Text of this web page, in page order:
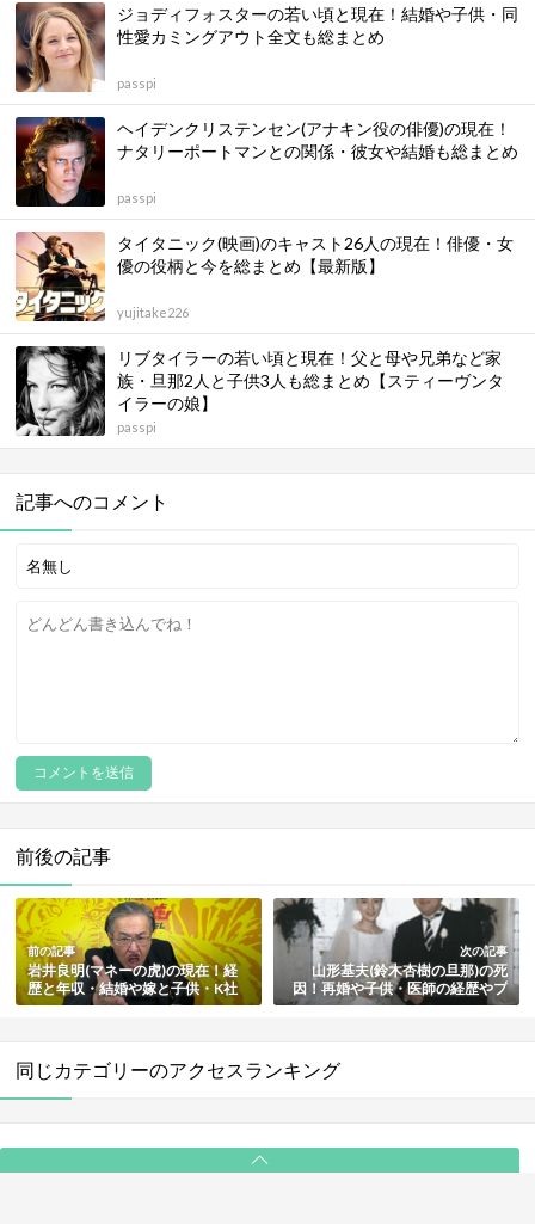
ジョディフォスターの若い頃と現在！結婚や子供・同
性愛カミングアウト全文も総まとめ
passpi
ヘイデンクリステンセン(アナキン役の俳優)の現在！
ナタリーポートマンとの関係・彼女や結婚も総まとめ
passpi
タイタニック(映画)のキャスト26人の現在！俳優・女
優の役柄と今を総まとめ【最新版】
yujitake226
リブタイラーの若い頃と現在！父と母や兄弟など家
族・旦那2人と子供3人も総まとめ【スティーヴンタ
イラーの娘】
passpi
記事へのコメント
前後の記事
前の記事
岩井良明(マネーの虎)の現在！経
歴と年収・結婚や嫁と子供・K社
長とのトラブル・肺癌公表や死去
次の記事
山形基夫(鈴木杏樹の旦那)の死
因！再婚や子供・医師の経歴やプ
ロフィールまとめ
同じカテゴリーのアクセスランキング